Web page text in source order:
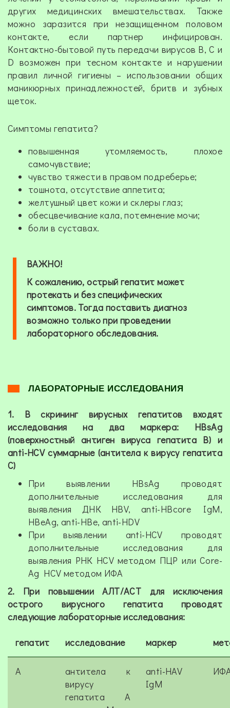
других медицинских вмешательствах. Также
можно заразится при незащищенном половом
контакте, если партнер инфицирован.
Контактно-бытовой путь передачи вирусов В, С и
D возможен при тесном контакте и нарушении
правил личной гигиены – использовании общих
маникюрных принадлежностей, бритв и зубных
щеток.
Симптомы гепатита?
повышенная утомляемость, плохое
самочувствие;
чувство тяжести в правом подреберье;
тошнота, отсутствие аппетита;
желтушный цвет кожи и склеры глаз;
обесцвечивание кала, потемнение мочи;
боли в суставах.
ВАЖНО!
К сожалению, острый гепатит может
протекать и без специфических
симптомов. Тогда поставить диагноз
возможно только при проведении
лабораторного обследования.
ЛАБОРАТОРНЫЕ ИССЛЕДОВАНИЯ
1. В скрининг вирусных гепатитов входят
исследования на два маркера: HBsAg
(поверхностный антиген вируса гепатита В) и
anti-HCV суммарные (антитела к вирусу гепатита
С)
При выявлении HBsAg проводят
дополнительные исследования для
выявления ДНК HBV, anti-HBcore IgM,
HBeAg, anti-HBe, anti-HDV
При выявлении anti-HCV проводят
дополнительные исследования для
выявления РНК HCV методом ПЦР или Core-
Аg HCV методом ИФА
2. При повышении АЛТ/АСТ для исключения
острого вирусного гепатита проводят
следующие лабораторные исследования:
гепатит исследование маркер
A
антитела к
вирусу
гепатита А
anti-HAV
IgM